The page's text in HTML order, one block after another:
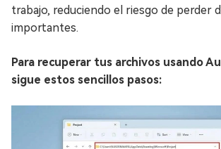
trabajo, reduciendo el riesgo de perder
importantes.
Para recuperar tus archivos usando
sigue estos sencillos pasos: